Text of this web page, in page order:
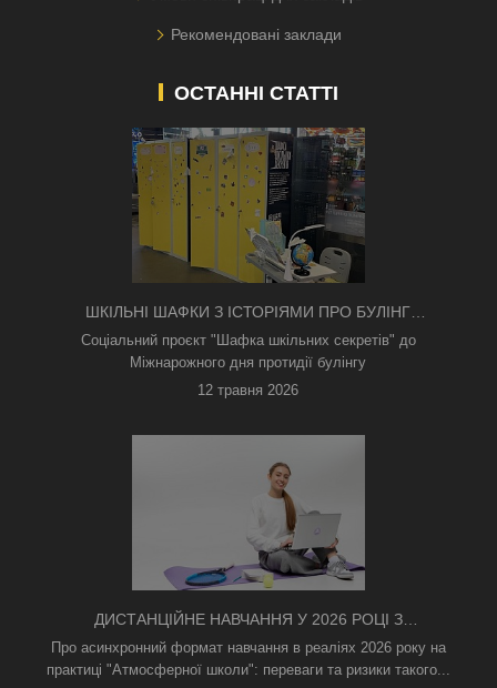
Рекомендовані заклади
ОСТАННІ СТАТТІ
ШКІЛЬНІ ШАФКИ З ІСТОРІЯМИ ПРО БУЛІНГ
З'ЯВИЛИСЯ В КИЄВІ
Соціальний проєкт "Шафка шкільних секретів" до
Міжнарожного дня протидії булінгу
12 травня 2026
ДИСТАНЦІЙНЕ НАВЧАННЯ У 2026 РОЦІ З
ТРИВОГАМИ ТА БЕЗ СВІТЛА: ЯК АСИНХРОННИЙ
ФОРМАТ РЯТУЄ ОСВІТНІЙ ПРОЦЕС
Про асинхронний формат навчання в реаліях 2026 року на
практиці "Атмосферної школи": переваги та ризики такого...